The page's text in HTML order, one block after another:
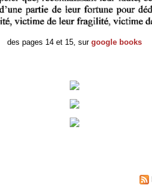
des pages 14 et 15, surgoogle books